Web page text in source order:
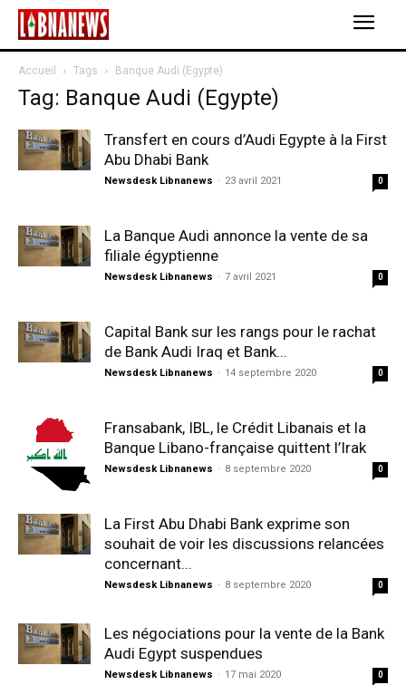
Accueil Tags Banque Audi (Egypte)
Tag: Banque Audi (Egypte)
Transfert en cours d’Audi Egypte à la First
Abu Dhabi Bank
Newsdesk Libnanews - 23 avril 2021 0
La Banque Audi annonce la vente de sa
filiale égyptienne
Newsdesk Libnanews - 7 avril 2021 0
Capital Bank sur les rangs pour le rachat
de Bank Audi Iraq et Bank...
Newsdesk Libnanews - 14 septembre 2020 0
Fransabank, IBL, le Crédit Libanais et la
Banque Libano-française quittent l’Irak
Newsdesk Libnanews - 8 septembre 2020 0
La First Abu Dhabi Bank exprime son
souhait de voir les discussions relancées
concernant...
Newsdesk Libnanews - 8 septembre 2020 0
Les négociations pour la vente de la Bank
Audi Egypt suspendues
Newsdesk Libnanews - 17 mai 2020 0